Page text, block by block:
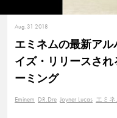
Aug. 31 2018
エミネムの最新ア
イズ・リリースさ
ーミング
Eminem DR.Dre Joyner Lucas エミネ